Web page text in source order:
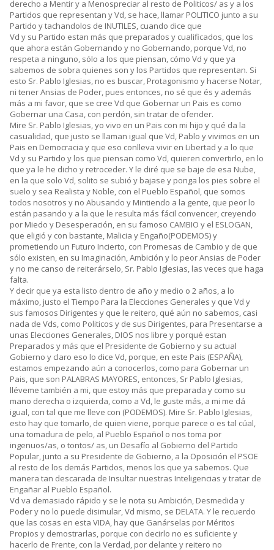
derecho a Mentir y a Menospreciar al resto de Politicos/ as y a los
Partidos que representan y Vd, se hace, llamar POLITICO junto a su
Partido y tachandolos de INUTILES, cuando dice que
Vd y su Partido estan más que preparados y cualificados, que los
que ahora están Gobernando y no Gobernando, porque Vd, no
respeta a ninguno, sólo a los que piensan, cómo Vd y que ya
sabemos de sobra quienes son y los Partidos que representan. Si
esto Sr. Pablo Iglesias, no es buscar, Protagonismo y hacerse Notar,
ni tener Ansias de Poder, pues entonces, no sé que és y además
más a mi favor, que se cree Vd que Gobernar un Pais es como
Gobernar una Casa, con perdón, sin tratar de ofender.
Mire Sr. Pablo Iglesias, yo vivo en un Pais con mi hijo y qué da la
casualidad, que justo se llaman igual que Vd, Pablo y vivimos en un
Pais en Democracia y que eso conlleva vivir en Libertad y a lo que
Vd y su Partido y los que piensan como Vd, quieren convertirlo, en lo
que ya le he dicho y retroceder. Y le diré que se baje de esa Nube,
en la que solo Vd, solito se subió y bajase y ponga los pies sobre el
suelo y sea Realista y Noble, con el Pueblo Español, que somos
todos nosotros y no Abusando y Mintiendo a la gente, que peor lo
están pasando y a la que le resulta más fácil convencer, creyendo
por Miedo y Desesperación, en su famoso CAMBIO y el ESLOGAN,
que eligió y con bastante, Malicia y Engaño(PODEMOS) y
prometiendo un Futuro Incierto, con Promesas de Cambio y de que
sólo existen, en su Imaginación, Ambición y lo peor Ansias de Poder
y no me canso de reiterárselo, Sr. Pablo Iglesias, las veces que haga
falta.
Y decir que ya esta listo dentro de año y medio o 2 años, a lo
máximo, justo el Tiempo Para la Elecciones Generales y que Vd y
sus famosos Dirigentes y que le reitero, qué aún no sabemos, casi
nada de Vds, como Politicos y de sus Dirigentes, para Presentarse a
unas Elecciones Generales, DIOS nos libre y porqué estan
Preparados y más que el Presidente de Gobierno y su actual
Gobierno y claro eso lo dice Vd, porque, en este Pais (ESPAÑA),
estamos empezando aún a conocerlos, como para Gobernar un
Pais, que son PALABRAS MAYORES, entonces, Sr Pablo Iglesias,
lléveme también a mi, que estoy más que preparada y como su
mano derecha o izquierda, como a Vd, le guste más, a mi me dá
igual, con tal que me lleve con (PODEMOS). Mire Sr. Pablo Iglesias,
esto hay que tomarlo, de quien viene, porque parece o es tal cúal,
una tomadura de pelo, al Pueblo Español o nos toma por
ingenuos/as, o tontos/ as, un Desafío al Gobierno del Partido
Popular, junto a su Presidente de Gobierno, a la Oposición el PSOE
al resto de los demás Partidos, menos los que ya sabemos. Que
manera tan descarada de Insultar nuestras Inteligencias y tratar de
Engañar al Pueblo Español.
Vd va demasiado rápido y se le nota su Ambición, Desmedida y
Poder y no lo puede disimular, Vd mismo, se DELATA. Y le recuerdo
que las cosas en esta VIDA, hay que Ganárselas por Méritos
Propios y demostrarlas, porque con decirlo no es suficiente y
hacerlo de Frente, con la Verdad, por delante y reitero no